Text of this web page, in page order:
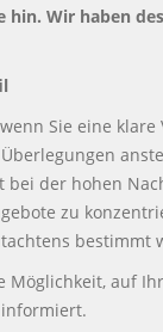
hin. Wir haben
Sie eine
der hohen
zu
auf